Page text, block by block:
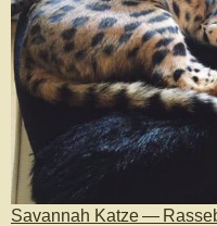
Savan­nah Katze —